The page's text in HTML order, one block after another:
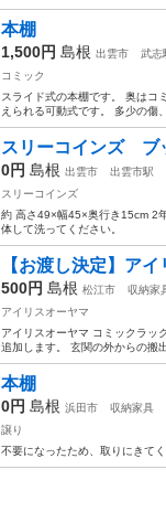
本棚
1,500円 島根 出雲市 武志
コミック
スライド式の本棚です。 奥はコ
えられる可動式です。 多少の傷
スリーコインズ ブ
0円 島根 出雲市 出雲市駅
スリーコインズ
約 高さ49×幅45×奥行き15cm 2
体して洗ってください。
【お渡し決定】ア
500円 島根 松江市
収納家
アイリスオーヤマ
アイリスオーヤマ コミックラッ
追加します。 玄関の外からの搬
本棚
0円 島根 浜田市
収納家具
譲り
不要になったため、取りにきて